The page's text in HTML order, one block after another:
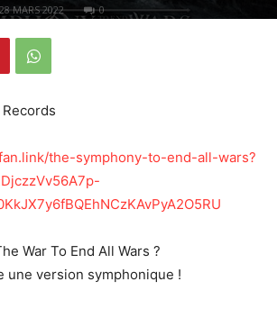
28 MARS 2022 0
the-symphony-to-end-all-wars?
War To End All Wars ?
une version symphonique !